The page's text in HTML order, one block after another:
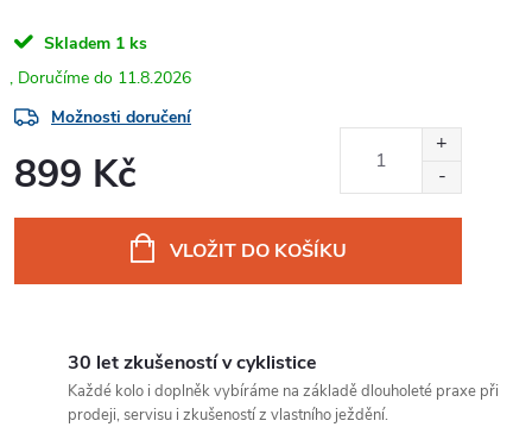
Skladem 1 ks
11.8.2026
Možnosti doručení
899 Kč
VLOŽIT DO KOŠÍKU
30 let zkušeností v cyklistice
Každé kolo i doplněk vybíráme na základě dlouholeté praxe při
prodeji, servisu i zkušeností z vlastního ježdění.